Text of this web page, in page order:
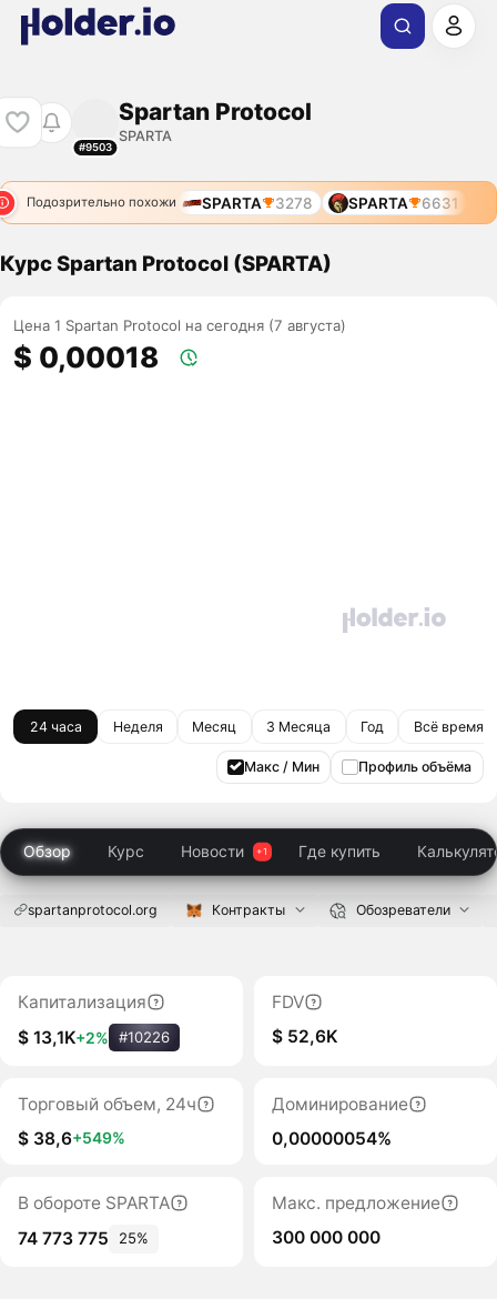
#9503
Spartan Protocol
SPARTA
Подозрительно похожи SPARTA 3278 SPARTA 6631
Курс Spartan Protocol (SPARTA)
Цена 1 Spartan Protocol на сегодня (7 августа)
$ 0,00018
24 часа Неделя Месяц 3 Месяца Год Всё время
Макс / Мин Профиль объёма
Обзор Курс Новости Где купить
spartanprotocol.org Контракты Обозреватели
Капитализация
$ 13,1K+2% #10226
FDV
$ 52,6K
Торговый объем, 24ч
$ 38,6+549%
Доминирование
0,00000054%
В обороте SPARTA
74 773 775
25%
Макс. предложение
300 000 000